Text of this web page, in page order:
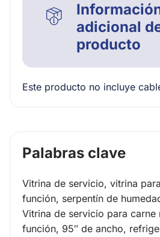
adicional
producto
Este producto no incluye
Palabras clave
Vitrina de servicio, vitrina
función, serpentín de
Vitrina de servicio para carne
función, 95″ de ancho,